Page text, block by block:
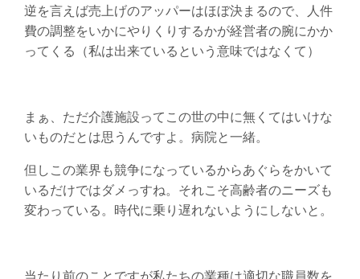
逆を言えば売上げのアッパーはほぼ決まるので、人件
費の調整をいかにやりくりするかが経営者の腕にかか
ってくる（私は出来ているという意味ではなくて）
まぁ、ただ介護施設ってこの世の中に無くてはいけな
いものだとは思うんですよ。病院と一緒。
但しこの業界も競争になっているからあぐらをかいて
いるだけではダメっすね。それこそ高齢者のニーズも
変わっている。時代に乗り遅れないようにしないと。